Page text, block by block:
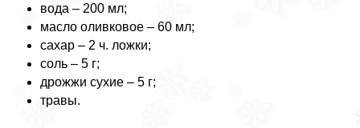
вода – 200 мл;
масло оливковое – 60 мл;
сахар – 2 ч. ложки;
соль – 5 г;
дрожжи сухие – 5 г;
травы.